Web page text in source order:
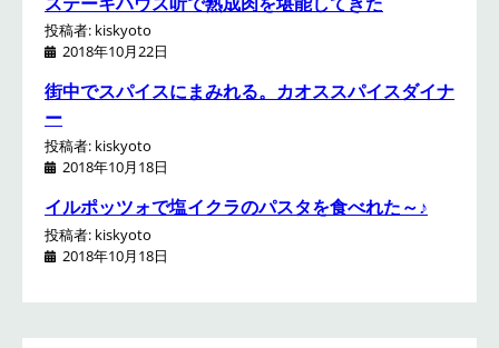
投稿者: kiskyoto
2018年10月22日
街中でスパイスにまみれる。カオススパイスダイナ
ー
投稿者: kiskyoto
2018年10月18日
イルポッツォで塩イクラのパスタを食べれた～♪
投稿者: kiskyoto
2018年10月18日